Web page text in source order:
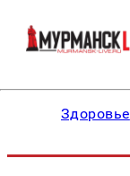
Здоровье